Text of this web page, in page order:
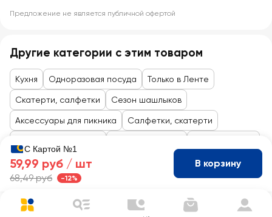
Предложение не является публичной офертой
Другие категории с этим товаром
Кухня Одноразовая посуда Только в Ленте
Скатерти, салфетки Сезон шашлыков
Аксессуары для пикника Салфетки, скатерти
С Картой №1
59,99 руб / шт
68,49 руб -12%
В корзину